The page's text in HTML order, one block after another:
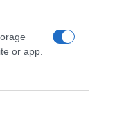
or app.